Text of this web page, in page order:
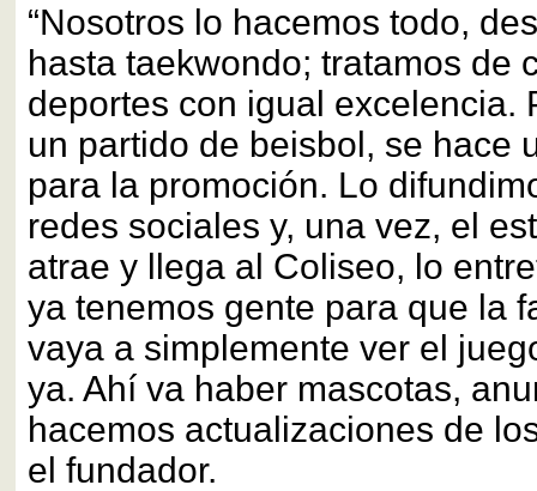
“Nosotros lo hacemos todo,
hasta taekwondo; tratamos de
deportes con igual excelencia.
un partido de beisbol, se hace
para la promoción. Lo
redes sociales y, una vez, el
atrae y llega al Coliseo, lo
ya tenemos gente para que la
vaya a simplemente ver el
ya. Ahí va haber mascotas,
hacemos actualizaciones de
el fundador.